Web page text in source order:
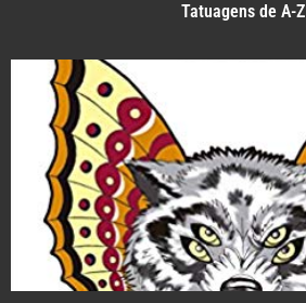
Tatuagens de A-Z